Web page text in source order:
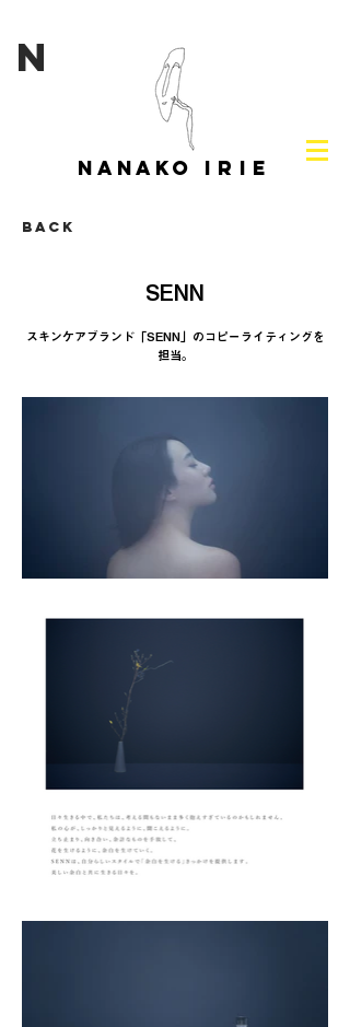
N
NANAKO IRIE
Back
SENN
スキンケアブランド「SENN」のコピーライティングを
担当。